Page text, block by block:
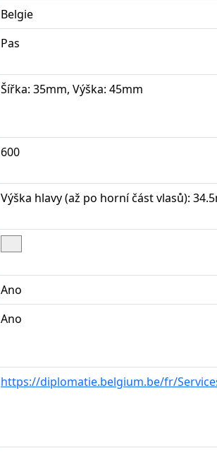
Belgie
Pas
Šířka: 35mm, Výška: 45mm
600
Výška hlavy (až po horní část vlasů):
Ano
Ano
https://diplomatie.belgium.be/fr/